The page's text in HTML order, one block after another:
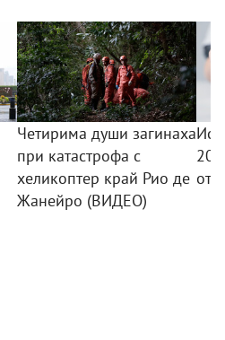
Четирима души загинаха
при катастрофа с
хеликоптер край Рио де
Жанейро (ВИДЕО)
от